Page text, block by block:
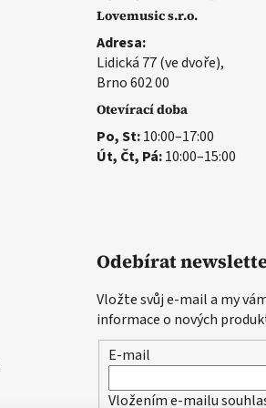
Lovemusic s.r.o.
Adresa:
Lidická 77 (ve dvoře),
Brno 602 00
Otevírací doba
Po, St:10:00–17:00
Út, Čt, Pá:10:00–15:00
Odebírat
Vložte svůj e-mail a my
informace o nových
E-mail
Vložením e-mailu